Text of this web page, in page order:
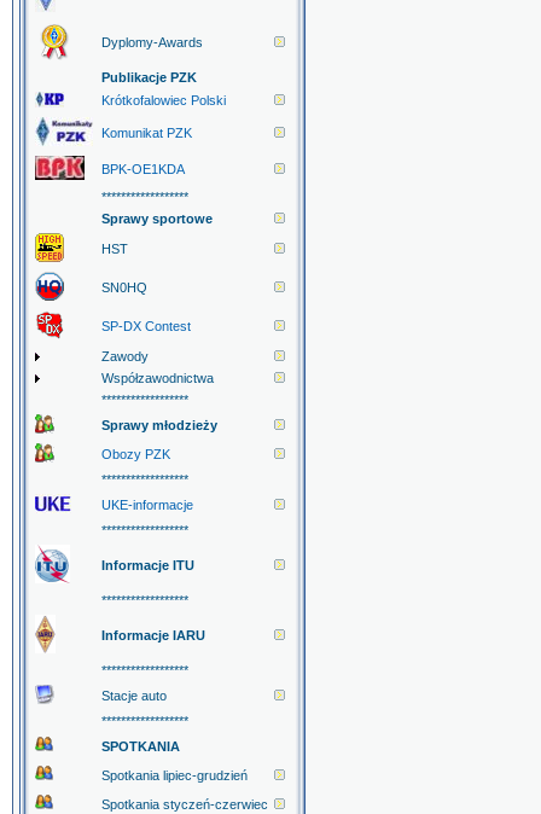
Dyplomy-Awards
Publikacje PZK
Krótkofalowiec Polski
Komunikat PZK
BPK-OE1KDA
******************
Sprawy sportowe
HST
SN0HQ
SP-DX Contest
Zawody
Współzawodnictwa
******************
Sprawy młodzieży
Obozy PZK
******************
UKE-informacje
******************
Informacje ITU
******************
Informacje IARU
******************
Stacje auto
******************
SPOTKANIA
Spotkania lipiec-grudzień
Spotkania styczeń-czerwiec